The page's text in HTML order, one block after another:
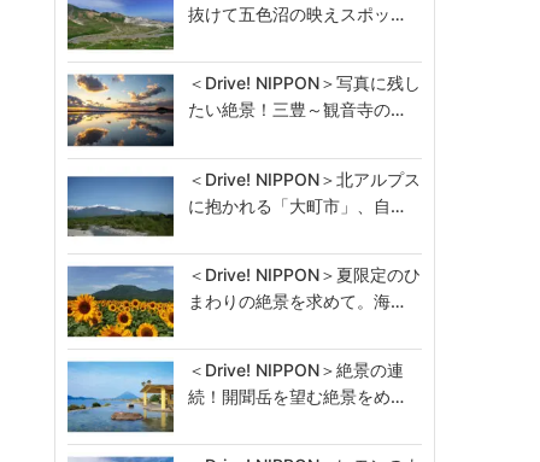
抜けて五色沼の映えスポッ…
＜Drive! NIPPON＞写真に残し
たい絶景！三豊～観音寺の…
＜Drive! NIPPON＞北アルプス
に抱かれる「大町市」、自…
＜Drive! NIPPON＞夏限定のひ
まわりの絶景を求めて。海…
＜Drive! NIPPON＞絶景の連
続！開聞岳を望む絶景をめ…